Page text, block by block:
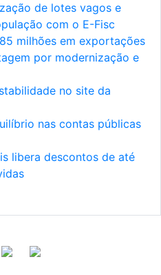
de lotes vagos e
com o E-Fisc
milhões em exportações
por modernização e
no site da
nas contas públicas
libera descontos de até